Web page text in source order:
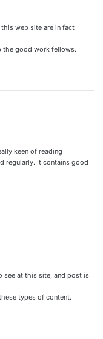
web site are in fact
the good work fellows.
keen of reading
regularly. It contains good
see at this site, and post is
types of content.